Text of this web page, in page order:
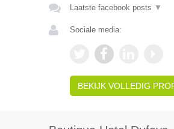
Laatste facebook posts ▼
Sociale media:
BEKIJK VOLLEDIG